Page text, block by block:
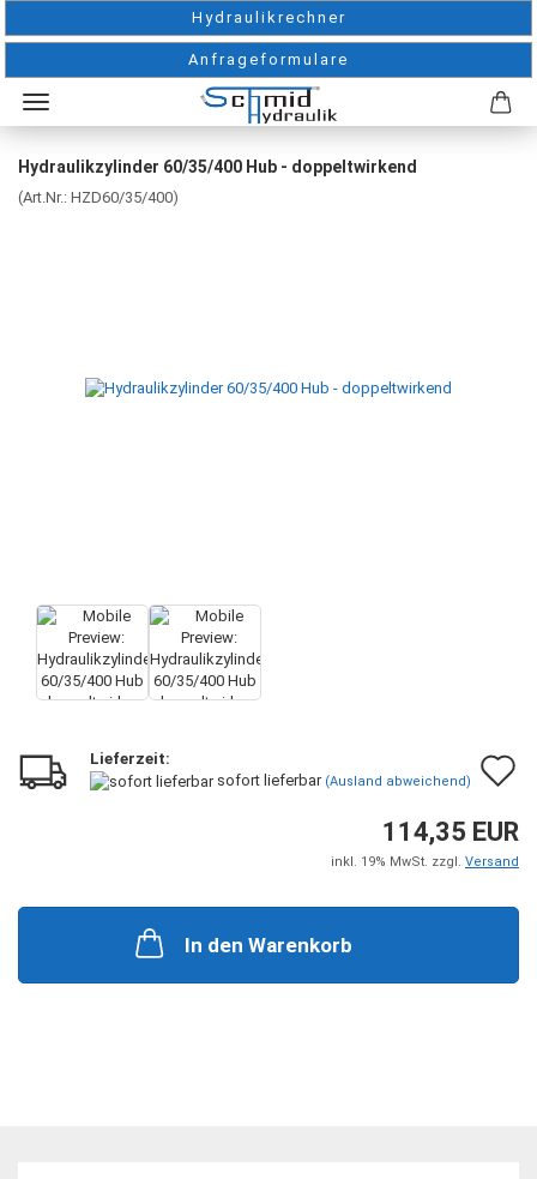
Hydraulikrechner
Anfrageformulare
Hydraulikzylinder 60/35/400 Hub - doppeltwirkend
(Art.Nr.: HZD60/35/400)
Lieferzeit:
sofort lieferbar (Ausland abweichend)
114,35 EUR
inkl. 19% MwSt. zzgl. Versand
In den Warenkorb